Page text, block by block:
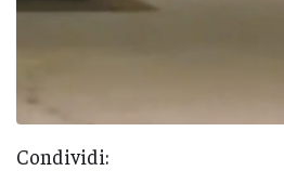
Condividi: